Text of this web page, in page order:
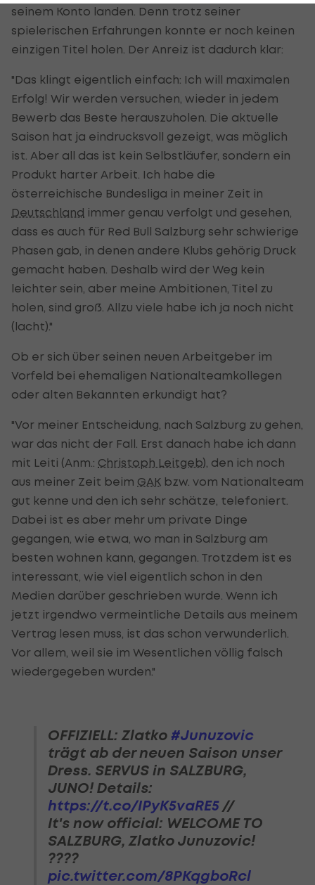
seinem Konto landen. Denn trotz seiner
spielerischen Erfahrungen konnte er noch keinen
einzigen Titel holen. Der Anreiz ist dadurch klar:
"Das klingt eigentlich einfach: Ich will maximalen
Erfolg! Wir werden versuchen, wieder in jedem
Bewerb das Beste herauszuholen. Die aktuelle
Saison hat ja eindrucksvoll gezeigt, was möglich
ist. Aber all das ist kein Selbstläufer, sondern ein
Produkt harter Arbeit. Ich habe die
österreichische Bundesliga in meiner Zeit in
Deutschland immer genau verfolgt und gesehen,
dass es auch für Red Bull Salzburg sehr schwierige
Phasen gab, in denen andere Klubs gehörig Druck
gemacht haben. Deshalb wird der Weg kein
leichter sein, aber meine Ambitionen, Titel zu
holen, sind groß. Allzu viele habe ich ja noch nicht
(lacht)."
Ob er sich über seinen neuen Arbeitgeber im
Vorfeld bei ehemaligen Nationalteamkollegen
oder alten Bekannten erkundigt hat?
"Vor meiner Entscheidung, nach Salzburg zu gehen,
war das nicht der Fall. Erst danach habe ich dann
mit Leiti (Anm.: Christoph Leitgeb), den ich noch
aus meiner Zeit beim GAK bzw. vom Nationalteam
gut kenne und den ich sehr schätze, telefoniert.
Dabei ist es aber mehr um private Dinge
gegangen, wie etwa, wo man in Salzburg am
besten wohnen kann, gegangen. Trotzdem ist es
interessant, wie viel eigentlich schon in den
Medien darüber geschrieben wurde. Wenn ich
jetzt irgendwo vermeintliche Details aus meinem
Vertrag lesen muss, ist das schon verwunderlich.
Vor allem, weil sie im Wesentlichen völlig falsch
wiedergegeben wurden."
OFFIZIELL: Zlatko #Junuzovic
trägt ab der neuen Saison unser
Dress. SERVUS in SALZBURG,
JUNO! Details:
https://t.co/IPyK5vaRE5 //
It's now official: WELCOME TO
SALZBURG, Zlatko Junuzovic!
????
pic.twitter.com/8PKqgboRcl